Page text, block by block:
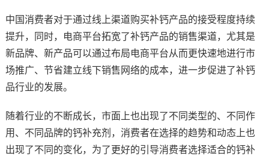
中国消费者对于通过线上渠道购买补钙产品的接受程度持续
提升，同时，电商平台拓宽了补钙产品的销售渠道，尤其是
新品牌、新产品可以通过布局电商平台从而更快速地进行市
场推广、节省建立线下销售网络的成本，进一步促进了补钙
品行业的发展。
随着行业的不断成长，市面上也出现了不同类型的、不同作
用、不同品牌的钙补充剂，消费者在选择的趋势和动态上也
出现了不同的变化，为了更好的引导消费者选择适合的钙补